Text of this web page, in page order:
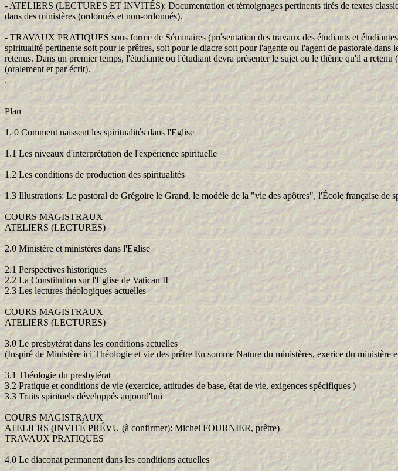
- ATELIERS (LECTURES ET INVITÉS): Documentation et témoignages pertinents tirés de textes
dans des ministères (ordonnés et non-ordonnés).
- TRAVAUX PRATIQUES sous forme de Séminaires (présentation des travaux des étudiants et
spiritualité pertinente soit pour le prêtres, soit pour le diacre soit pour l'agente ou l'agent de pastorale
retenus. Dans un premier temps, l'étudiante ou l'étudiant devra présenter le sujet ou le thème qu'il a
(oralement et par écrit).
.
Plan
1. 0 Comment naissent les spiritualités dans l'Eglise
1.1 Les niveaux d'interprétation de l'expérience spirituelle
1.2 Les conditions de production des spiritualités
1.3 Illustrations: Le pastoral de Grégoire le Grand, le modèle de la "vie des apôtres", l'École française de
COURS MAGISTRAUX
ATELIERS (LECTURES)
2.0 Ministère et ministères dans l'Eglise
2.1 Perspectives historiques
2.2 La Constitution sur l'Eglise de Vatican II
2.3 Les lectures théologiques actuelles
COURS MAGISTRAUX
ATELIERS (LECTURES)
3.0 Le presbytérat dans les conditions actuelles
(Inspiré de Ministère ici Théologie et vie des prêtre En somme Nature du ministères, exerice du ministère
3.1 Théologie du presbytérat
3.2 Pratique et conditions de vie (exercice, attitudes de base, état de vie, exigences spécifiques )
3.3 Traits spirituels développés aujourd'hui
COURS MAGISTRAUX
ATELIERS (INVITÉ PRÉVU (à confirmer): Michel FOURNIER, prêtre)
TRAVAUX PRATIQUES
4.0 Le diaconat permanent dans les conditions actuelles